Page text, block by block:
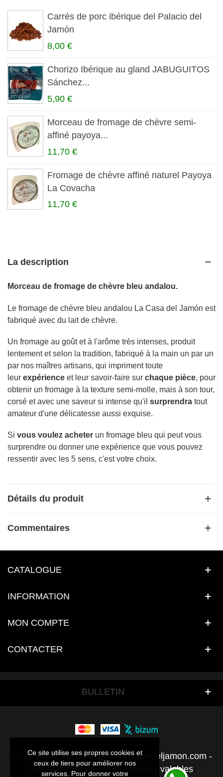
Ce site utilise ses propres cookies et
ceux de tiers pour améliorer nos
services. Pour donner votre
Carrés de porc ibérique del Palacio del
Jamón
8,00 €
Chorizo Ibérique au gland JABUGUITOS
Sánchez...
5,90 €
Morceau de fromage de chèvre semi-
affiné payoya...
11,70 €
Fromage de chèvre affiné naturel Payoya
La Covacha
11,70 €
La description
Morceau de fromage de chèvre bleu andalou.
Le fromage de chèvre bleu andalou La Casa del Jamón est
fabriqué avec du lait de chèvre.
Un fromage au goût et à l'arôme très intenses, produit
lentement et selon la tradition, fabriqué à la main un par un
par nos maîtres artisans, qui impriment toute
leur expérience et leur savoir-faire sur chaque pièce, pour
obtenir un fromage à la texture semi-molle, mais à son tour,
corsé et avec une saveur si intense qu'il surprendra tout
amateur d'une délicatesse aussi exquise.
Si vous voulez acheter un fromage bleu qui peut vous
surprendre ou donner une expérience que vous pouvez
ressentir avec les 5 sens, c'est votre choix.
Détails du produit
Commentaires
CATALOGUE
INFORMATION
MON COMPTE
CONTACTER
Ce site utilise ses propres cookies et
ceux de tiers pour améliorer nos
services. Pour donner votre
BULLETIN
Copyright © 2026 - https://elpalaciodeljamon.com -
Les prix affichés sur ce site sont valables